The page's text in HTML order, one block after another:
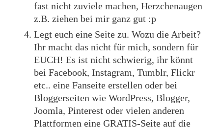
fast nicht zuviele machen, Herzchenaugen
z.B. ziehen bei mir ganz gut :p
Legt euch eine Seite zu. Wozu die Arbeit?
Ihr macht das nicht für mich, sondern für
EUCH! Es ist nicht schwierig, ihr könnt
bei Facebook, Instagram, Tumblr, Flickr
etc.. eine Fanseite erstellen oder bei
Bloggerseiten wie WordPress, Blogger,
Joomla, Pinterest oder vielen anderen
Plattformen eine GRATIS-Seite auf die